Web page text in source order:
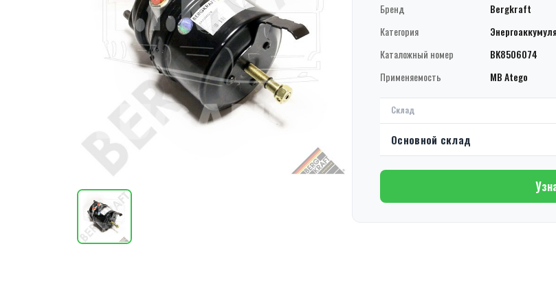
Бренд Bergkraft
Категория
Каталожный номер
BK8506074
Применяемость
MB Atego
Склад
Основной склад